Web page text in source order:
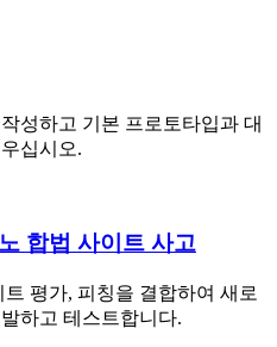
성하고 기본 프로토타입과 대
십시오.
합법 사이트 사고
평가, 피칭을 결합하여 새로
하고 테스트합니다.